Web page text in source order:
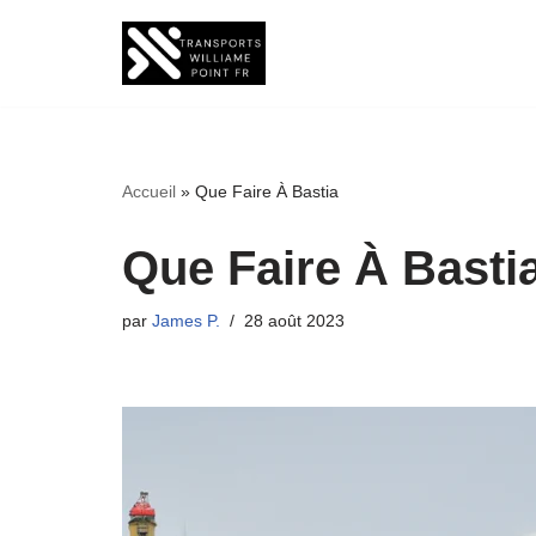
Accueil » Que Faire À Bastia
Que Faire À
par James P. 28 août 2023